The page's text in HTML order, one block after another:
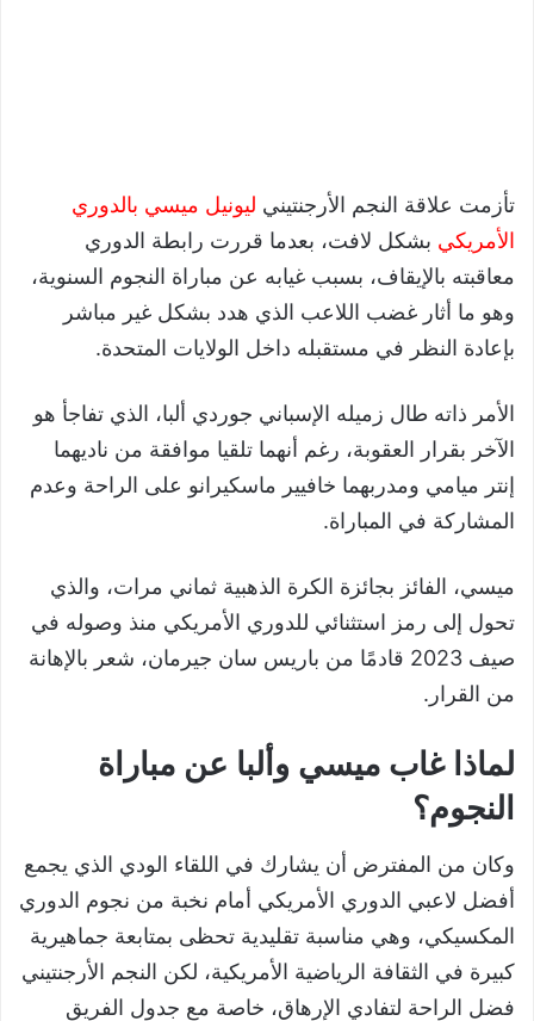
تأزمت علاقة النجم الأرجنتيني ليونيل ميسي بالدوري
الأمريكي بشكل لافت، بعدما قررت رابطة الدوري
معاقبته بالإيقاف، بسبب غيابه عن مباراة النجوم السنوية،
وهو ما أثار غضب اللاعب الذي هدد بشكل غير مباشر
بإعادة النظر في مستقبله داخل الولايات المتحدة.
الأمر ذاته طال زميله الإسباني جوردي ألبا، الذي تفاجأ هو
الآخر بقرار العقوبة، رغم أنهما تلقيا موافقة من ناديهما
إنتر ميامي ومدربهما خافيير ماسكيرانو على الراحة وعدم
المشاركة في المباراة.
ميسي، الفائز بجائزة الكرة الذهبية ثماني مرات، والذي
تحول إلى رمز استثنائي للدوري الأمريكي منذ وصوله في
صيف 2023 قادمًا من باريس سان جيرمان، شعر بالإهانة
من القرار.
لماذا غاب ميسي وألبا عن مباراة
النجوم؟
وكان من المفترض أن يشارك في اللقاء الودي الذي يجمع
أفضل لاعبي الدوري الأمريكي أمام نخبة من نجوم الدوري
المكسيكي، وهي مناسبة تقليدية تحظى بمتابعة جماهيرية
كبيرة في الثقافة الرياضية الأمريكية، لكن النجم الأرجنتيني
فضل الراحة لتفادي الإرهاق، خاصة مع جدول الفريق